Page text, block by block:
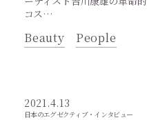
コス…
Beauty People
2021.4.13
日本のエグゼクティブ・インタビュー